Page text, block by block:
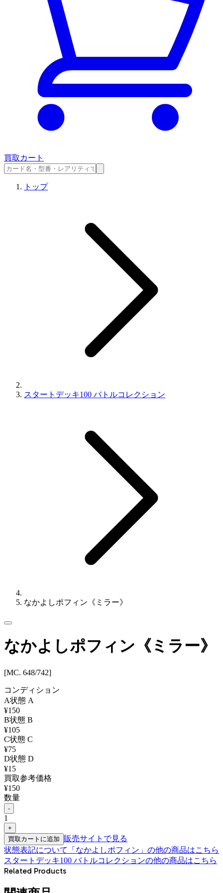
買取カート
トップ
スタートデッキ100 バトルコレクション
なかよしポフィン《ミラー》
なかよしポフィン《ミラー》
[MC. 648/742]
コンディション
A状態 A
¥150
B状態 B
¥105
C状態 C
¥75
D状態 D
¥15
買取参考価格
¥150
数量
-
1
+
買取カートに追加
販売サイトで見る
状態表記について
「 なかよしポフィン 」の他の商品はこちら
スタートデッキ100 バトルコレクションの他の商品はこちら
Related Products